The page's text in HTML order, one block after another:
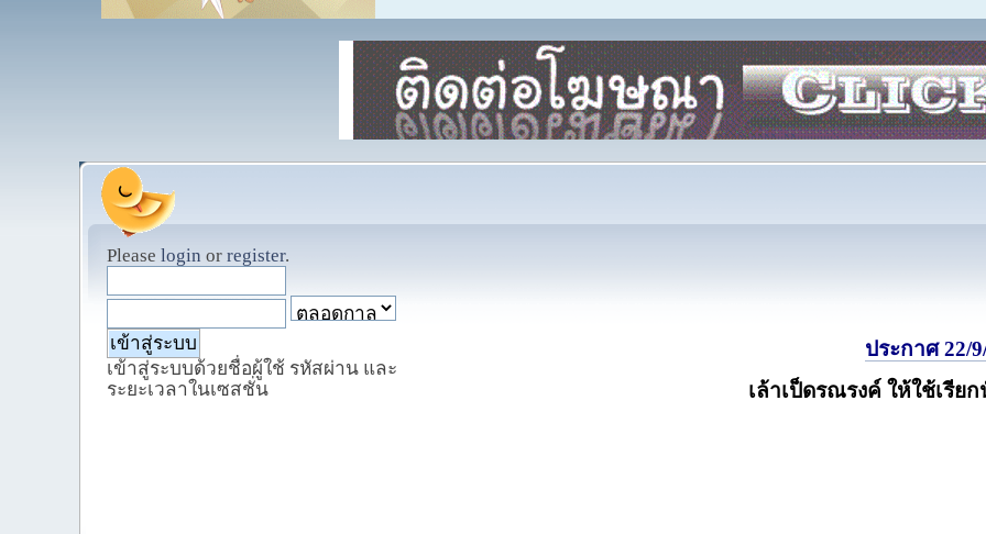
Please login or register.
เข้าสู่ระบบด้วยชื่อผู้ใช้ รหัสผ่าน และ
ระยะเวลาในเซสชั่น
ประกาศ 22/
เล้าเป็ดรณรงค์ ให้ใช้เรีย